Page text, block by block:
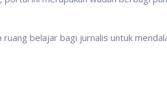
ruang belajar bagi jurnalis untuk